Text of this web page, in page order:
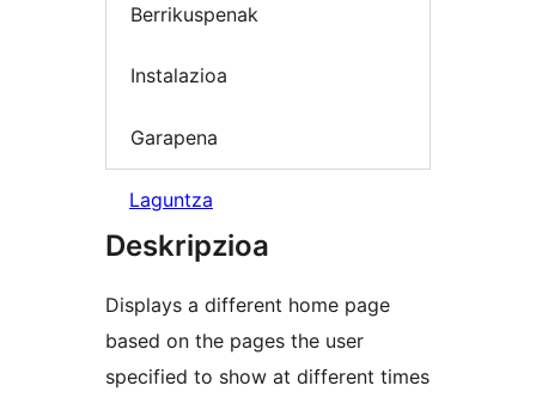
Berrikuspenak
Instalazioa
Garapena
Laguntza
Deskripzioa
Displays a different home page
based on the pages the user
specified to show at different times